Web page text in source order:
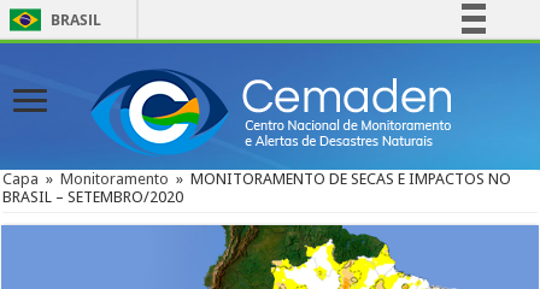
BRASIL
Comunica BR
Participe
Acesso à informação
Canais
Capa » Monitoramento » MONITORAMENTO DE SECAS E IMPACTOS NO
BRASIL – SETEMBRO/2020